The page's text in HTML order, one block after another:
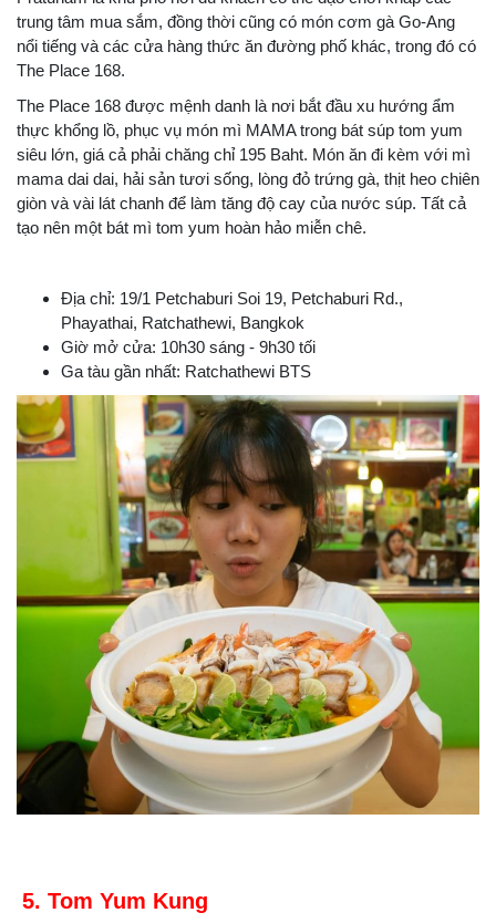
trung tâm mua sắm, đồng thời cũng có món cơm gà Go-Ang
nổi tiếng và các cửa hàng thức ăn đường phố khác, trong đó có
The Place 168.
The Place 168 được mệnh danh là nơi bắt đầu xu hướng ẩm
thực khổng lồ, phục vụ món mì MAMA trong bát súp tom yum
siêu lớn, giá cả phải chăng chỉ 195 Baht. Món ăn đi kèm với mì
mama dai dai, hải sản tươi sống, lòng đỏ trứng gà, thịt heo chiên
giòn và vài lát chanh để làm tăng độ cay của nước súp. Tất cả
tạo nên một bát mì tom yum hoàn hảo miễn chê.
Địa chỉ: 19/1 Petchaburi Soi 19, Petchaburi Rd.,
Phayathai, Ratchathewi, Bangkok
Giờ mở cửa: 10h30 sáng - 9h30 tối
Ga tàu gần nhất: Ratchathewi BTS
5. Tom Yum Kung